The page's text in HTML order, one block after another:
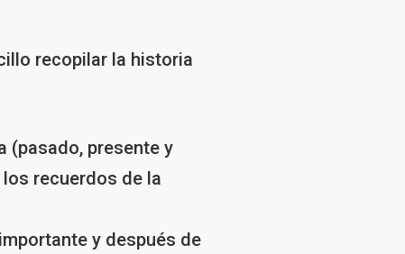
recopilar la historia
(pasado, presente y
recuerdos de la
y después de